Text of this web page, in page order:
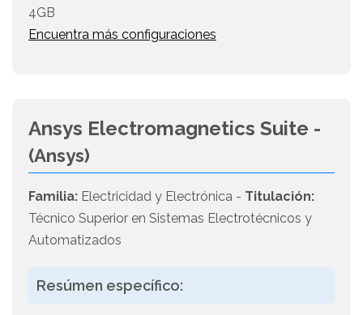
4GB
Encuentra más configuraciones
Ansys Electromagnetics Suite -
(Ansys)
Familia: Electricidad y Electrónica - Titulación:
Técnico Superior en Sistemas Electrotécnicos y
Automatizados
Resúmen específico: